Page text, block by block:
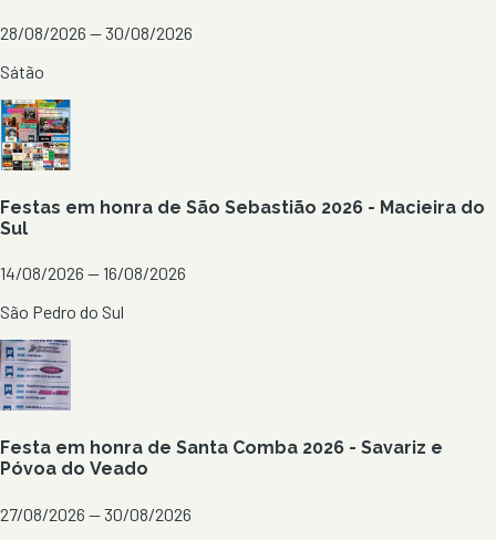
28/08/2026 — 30/08/2026
Sátão
Festas em honra de São Sebastião 2026 - Macieira do
Sul
14/08/2026 — 16/08/2026
São Pedro do Sul
Festa em honra de Santa Comba 2026 - Savariz e
Póvoa do Veado
27/08/2026 — 30/08/2026